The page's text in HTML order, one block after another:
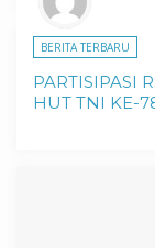
BERITA TERBARU
PARTISIPASI
HUT TNI KE-